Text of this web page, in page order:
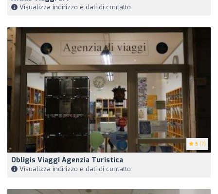
Visualizza indirizzo e dati di contatto
5 (7)
Obligis Viaggi Agenzia Turistica
Visualizza indirizzo e dati di contatto